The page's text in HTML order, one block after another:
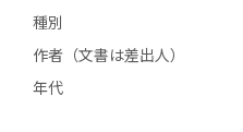
種別
作者（文書は差出人）
年代